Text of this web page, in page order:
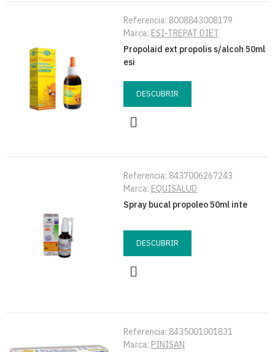
Referencia: 8008843008179
Marca: ESI-TREPAT DIET
Propolaid ext propolis s/alcoh 50ml
esi
DESCUBRIR
Referencia: 8437006267243
Marca: EQUISALUD
Spray bucal propoleo 50ml inte
DESCUBRIR
Referencia: 8435001001831
Marca: PINISAN